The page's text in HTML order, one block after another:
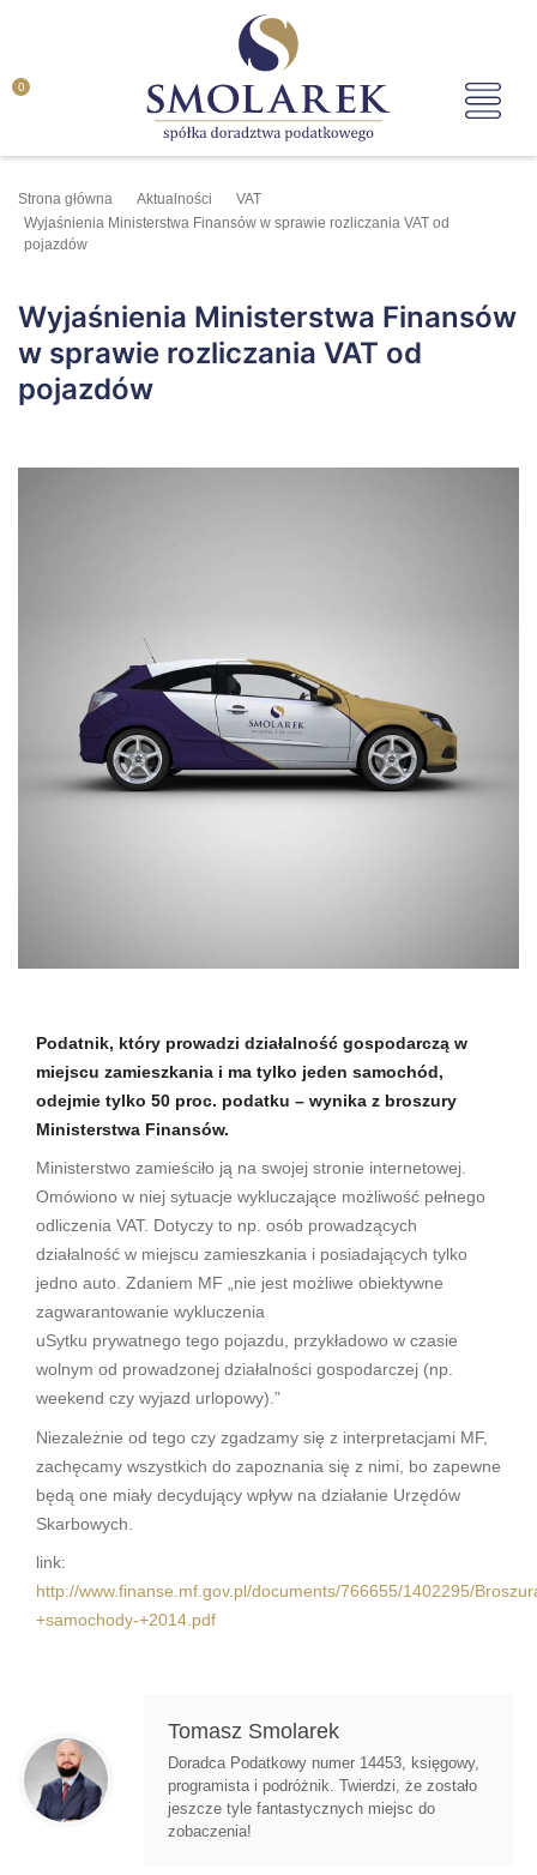
0
Strona główna Aktualności
VAT
Wyjaśnienia Ministerstwa Finansów w sprawie rozliczania VAT od
pojazdów
Wyjaśnienia Ministerstwa Finansów
w sprawie rozliczania VAT od
pojazdów
Podatnik, który prowadzi działalność gospodarczą w
miejscu zamieszkania i ma tylko jeden samochód,
odejmie tylko 50 proc. podatku – wynika z broszury
Ministerstwa Finansów.
Ministerstwo zamieściło ją na swojej stronie internetowej.
Omówiono w niej sytuacje wykluczające możliwość pełnego
odliczenia VAT. Dotyczy to np. osób prowadzących
działalność w miejscu zamieszkania i posiadających tylko
jedno auto. Zdaniem MF „nie jest możliwe obiektywne
zagwarantowanie wykluczenia
uSytku prywatnego tego pojazdu, przykładowo w czasie
wolnym od prowadzonej działalności gospodarczej (np.
weekend czy wyjazd urlopowy).”
Niezależnie od tego czy zgadzamy się z interpretacjami MF,
zachęcamy wszystkich do zapoznania się z nimi, bo zapewne
będą one miały decydujący wpływ na działanie Urzędów
Skarbowych.
link:
http://www.finanse.mf.gov.pl/documents/766655/1402295/
+samochody-+2014.pdf
Tomasz Smolarek
Doradca Podatkowy numer 14453, księgowy,
programista i podróżnik. Twierdzi, że zostało
jeszcze tyle fantastycznych miejsc do
zobaczenia!